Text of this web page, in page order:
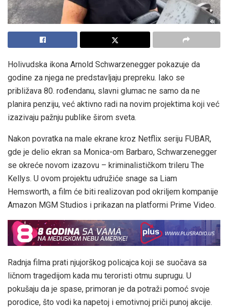
Holivudska ikona Arnold Schwarzenegger pokazuje da
godine za njega ne predstavljaju prepreku. Iako se
približava 80. rođendanu, slavni glumac ne samo da ne
planira penziju, već aktivno radi na novim projektima koji već
izazivaju pažnju publike širom sveta.
Nakon povratka na male ekrane kroz Netflix seriju FUBAR,
gde je delio ekran sa Monica-om Barbaro, Schwarzenegger
se okreće novom izazovu – kriminalističkom trileru The
Kellys. U ovom projektu udružiće snage sa Liam
Hemsworth, a film će biti realizovan pod okriljem kompanije
Amazon MGM Studios i prikazan na platformi Prime Video.
Radnja filma prati njujorškog policajca koji se suočava sa
ličnom tragedijom kada mu teroristi otmu suprugu. U
pokušaju da je spase, primoran je da potraži pomoć svoje
porodice, što vodi ka napetoj i emotivnoj priči punoj akcije.